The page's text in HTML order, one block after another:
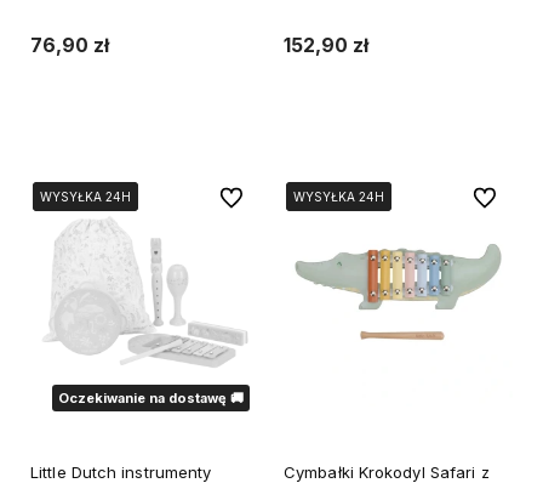
76,90 zł
grzechotka, harmonijka
ustna, flet, woreczek
152,90 zł
Oczekiwanie na dostawę 🚚
WYSYŁKA 24H
WYSYŁKA 24H
WYSYŁKA 24H
Little Dutch instrumenty
Do ulubionychWYSYŁKA 24H
WYSYŁKA 24H
WYSYŁKA 24H
Cymbałki Krokodyl Safari z
Do